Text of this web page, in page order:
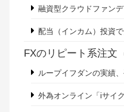
稼げる？
国内バイナリーオプシ
イトレ）
株式投資の始め方
米国株・アメリカETFで